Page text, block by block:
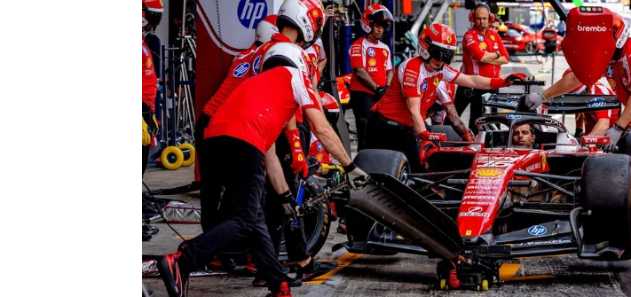
WORLD SUPERBIKE
WRC